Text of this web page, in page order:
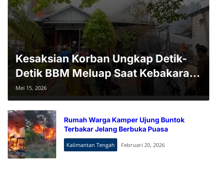
Kesaksian Korban Ungkap Detik-
Detik BBM Meluap Saat Kebakaran
Gudang LPG di Buntok
Mei 15, 2026
Rumah Warga Kamper Ujung Buntok
Terbakar Jelang Berbuka Puasa
Kalimantan Tengah Februari 20, 2026